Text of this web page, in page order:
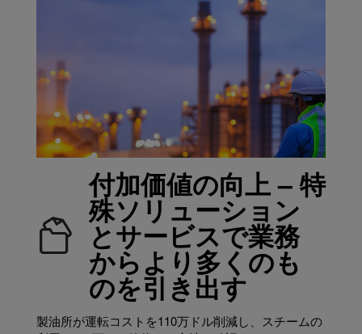
付加価値の向上 – 特
殊ソリューション
とサービスで業務
からより多くのも
のを引き出す
製油所が運転コストを110万ドル削減し、スチームの